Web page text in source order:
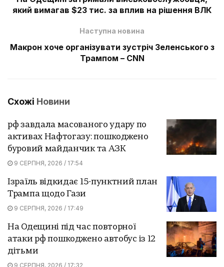
який вимагав $23 тис. за вплив на рішення ВЛК
Наступна новина
Макрон хоче організувати зустріч Зеленського з
Трампом – CNN
Схожі Новини
рф завдала масованого удару по
активах Нафтогазу: пошкоджено
буровий майданчик та АЗК
9 СЕРПНЯ, 2026 / 17:54
Ізраїль відкидає 15-пунктний план
Трампа щодо Гази
9 СЕРПНЯ, 2026 / 17:49
На Одещині під час повторної
атаки рф пошкоджено автобус із 12
дітьми
9 СЕРПНЯ, 2026 / 17:32